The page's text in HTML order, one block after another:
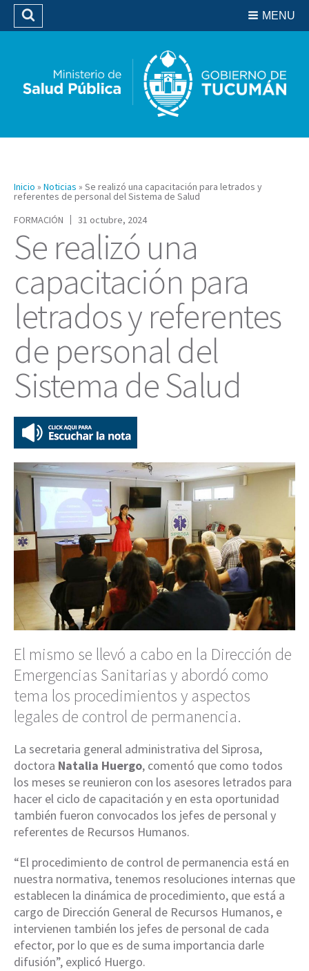
Biblioteca
MENU
Buscar
Inicio » Noticias » Se realizó una capacitación para letrados y
referentes de personal del Sistema de Salud
FORMACIÓN
31 octubre, 2024
Se realizó una
capacitación para
letrados y referentes
de personal del
Sistema de Salud
El mismo se llevó a cabo en la Dirección de
Emergencias Sanitarias y abordó como
tema los procedimientos y aspectos
legales de control de permanencia.
La secretaria general administrativa del Siprosa,
doctora Natalia Huergo, comentó que como todos
los meses se reunieron con los asesores letrados para
hacer el ciclo de capacitación y en esta oportunidad
también fueron convocados los jefes de personal y
referentes de Recursos Humanos.
“El procedimiento de control de permanencia está en
nuestra normativa, tenemos resoluciones internas que
establecen la dinámica de procedimiento, que está a
cargo de Dirección General de Recursos Humanos, e
intervienen también los jefes de personal de cada
efector, por lo que es de suma importancia darle
difusión”, explicó Huergo.